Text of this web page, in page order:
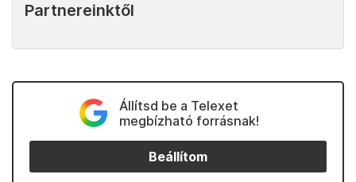
Partnereinktől
Állítsd be a Telexet
megbízható forrásnak!
Beállítom